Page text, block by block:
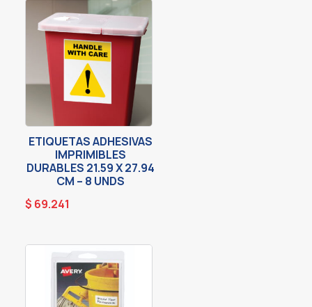
ETIQUETAS ADHESIVAS
IMPRIMIBLES
DURABLES 21.59 X 27.94
CM – 8 UNDS
$ 69.241